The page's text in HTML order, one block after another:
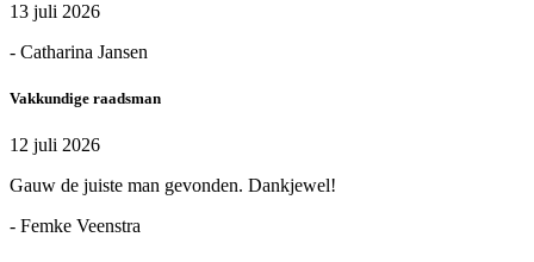
13 juli 2026
- Catharina Jansen
Vakkundige raadsman
12 juli 2026
Gauw de juiste man gevonden. Dankjewel!
- Femke Veenstra